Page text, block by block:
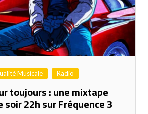
Musicale Radio
toujours : une mixtape
soir 22h sur Fréquence 3